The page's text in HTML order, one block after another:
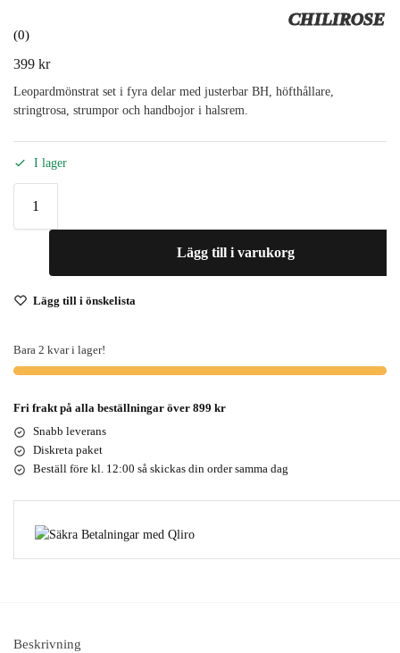
CHILIROSE
(0)
399 kr
Leopardmönstrat set i fyra delar med justerbar BH, höfthållare,
stringtrosa, strumpor och handbojor i halsrem.
I lager
Lägg till i varukorg
Lägg till i önskelista
Bara 2 kvar i lager!
Fri frakt på alla beställningar över 899 kr
Snabb leverans
Diskreta paket
Beställ före kl. 12:00 så skickas din order samma dag
Beskrivning